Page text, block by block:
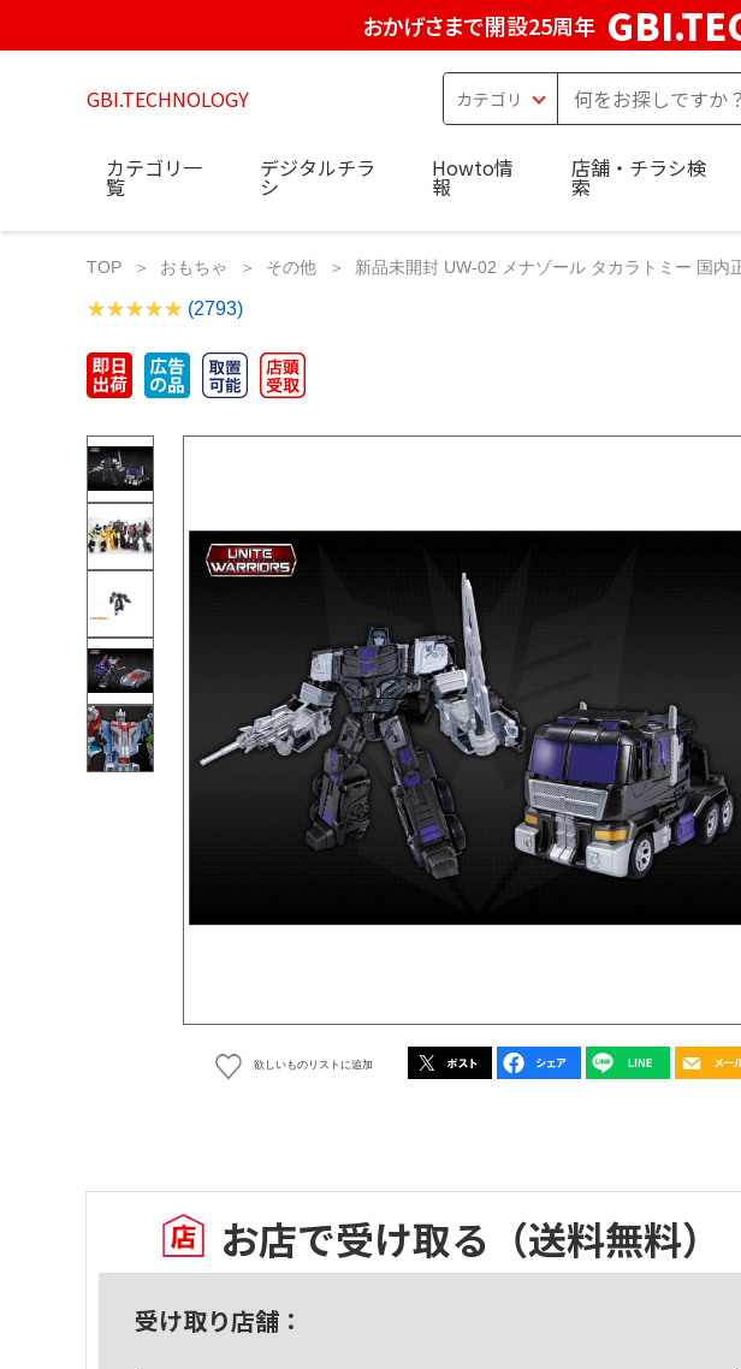
おかげさまで開設25周年
GBI.TECHNOLOGY
カテゴリ一
覧
デジタルチラ
シ
Howto情
報
店舗・チラシ検
索
TOP おもちゃ その他 新品未開封 UW-02 メナゾール タカラトミー 国
(2793)
欲しいものリストに追加
お店で受け取る （送料無料）
受け取り店舗：